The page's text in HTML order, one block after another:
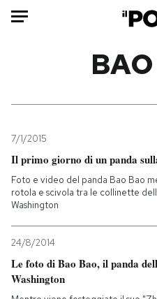
Mondo
Politica
Tecnologia
Internet
Cultura
Economia
Sport
7/1/2015
Il primo giorno di un panda
Foto e video del panda Bao Bao
rotola e scivola tra le collinette
Washington
24/8/2014
Le foto di Bao Bao, il panda
Washington